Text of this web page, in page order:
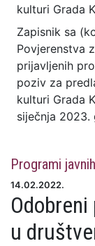
kulturi Grada
Zapisnik sa
Povjerenstva
prijavljenih
poziv za
kulturi Grada
siječnja 2023.
Programi
14.02.2022.
u